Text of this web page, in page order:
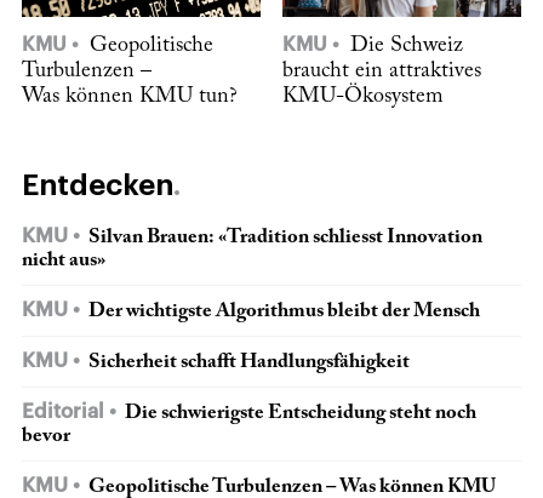
KMU
Geopolitische
Turbulenzen –
Was können KMU tun?
KMU
Die Schweiz
braucht ein attraktives
KMU-Ökosystem
Entdecken
KMU
Silvan Brauen: «Tradition schliesst Innovation
nicht aus»
KMU Der wichtigste Algorithmus bleibt der Mensch
KMU Sicherheit schafft Handlungsfähigkeit
Editorial
Die schwierigste Entscheidung steht noch
bevor
KMU
Geopolitische Turbulenzen – Was können KMU